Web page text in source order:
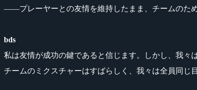
――プレーヤーとの友情を維持したまま、チームのた
bds
私は友情が成功の鍵であると信じます。しかし、我々
チームのミクスチャーはすばらしく、我々は全員同じ